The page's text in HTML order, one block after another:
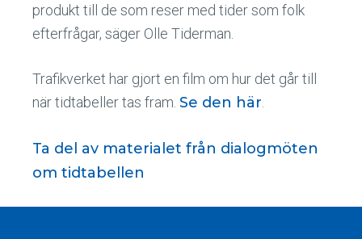
produkt till de som reser med tider som folk
efterfrågar, säger Olle Tiderman.
Trafikverket har gjort en film om hur det går till
när tidtabeller tas fram. Se den här
Ta del av materialet från dialogmöten
om tidtabellen